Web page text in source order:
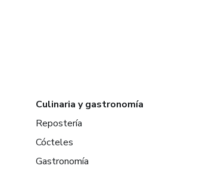
Culinaria y gastronomía
Repostería
Cócteles
Gastronomía